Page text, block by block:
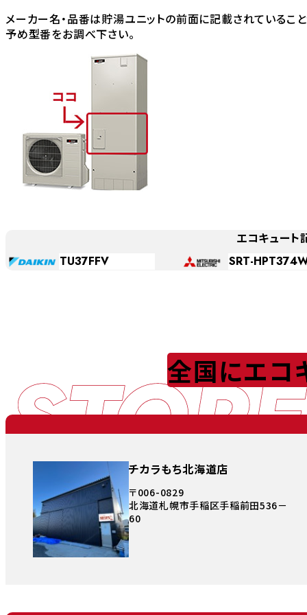
メーカー名・品番は貯湯ユニットの前面に記載されているこ
予め型番をお調べ下さい。
エコキュート
TU37FFV SRT-
全国にエコ
チカラもち北海道店
〒006-0829
北海道札幌市手稲区手稲前田536－
60